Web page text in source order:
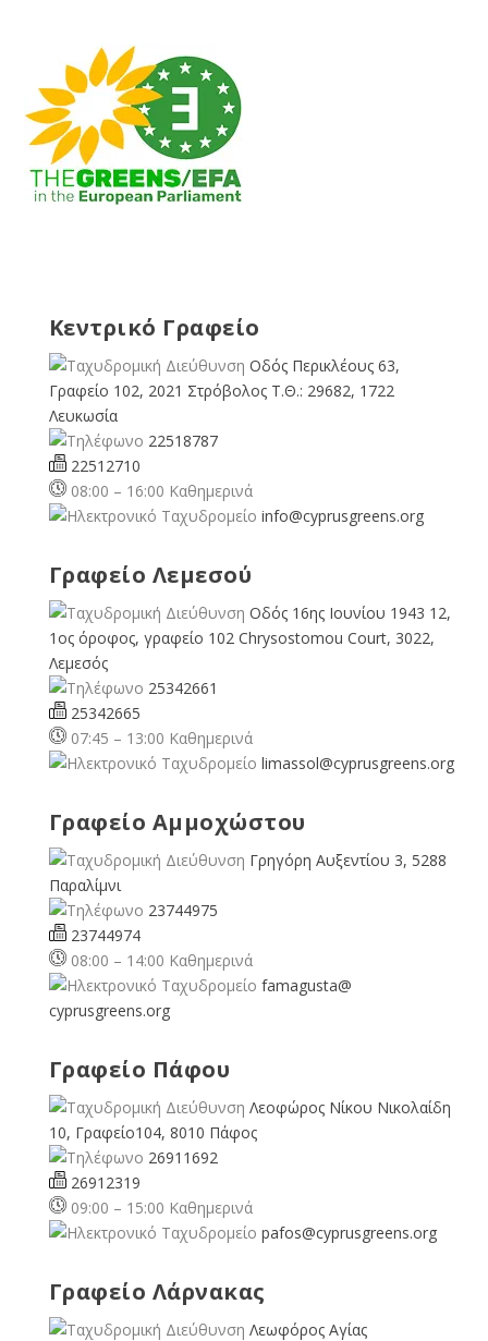
Κεντρικό Γραφείο
Οδός Περικλέους 63,
Γραφείο 102, 2021 Στρόβολος Τ.Θ.: 29682, 1722
Λευκωσία
22518787
22512710
08:00 – 16:00 Καθημερινά
info@cyprusgreens.org
Γραφείο Λεμεσού
Οδός 16ης Ιουνίου 1943 12,
1ος όροφος, γραφείο 102 Chrysostomou Court, 3022,
Λεμεσός
25342661
25342665
07:45 – 13:00 Καθημερινά
limassol@cyprusgreens.org
Γραφείο Αμμοχώστου
Γρηγόρη Αυξεντίου 3, 5288
Παραλίμνι
23744975
23744974
08:00 – 14:00 Καθημερινά
famagusta@
cyprusgreens.org
Γραφείο Πάφου
Λεοφώρος Νίκου Νικολαίδη
10, Γραφείο104, 8010 Πάφος
26911692
26912319
09:00 – 15:00 Καθημερινά
pafos@cyprusgreens.org
Γραφείο Λάρνακας
Λεωφόρος Αγίας